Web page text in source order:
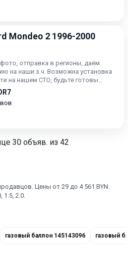
Mondeo 2 1996-2000
отправка в регионы, даём
на наши з.ч. Возможна установка
на нашем СТО, будьте готовы
артикул зч
30 объяв. из 42
Цены от 29 до 4 561 BYN.
1.5, 2.0.
газовый баллон 145143096 газовый